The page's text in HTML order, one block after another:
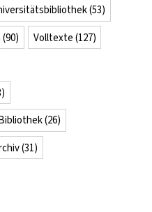
(53)
(90) Volltexte (127)
(26)
(31)